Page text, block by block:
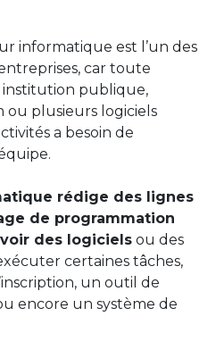
informatique est l’un des
car toute
institution publique,
ou plusieurs logiciels
a besoin de
rédige des lignes
de programmation
des logiciels ou des
certaines tâches,
un outil de
encore un système de